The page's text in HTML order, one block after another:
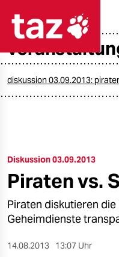
taz
öko
gesellschaft
kultur
sport
diskussion 03.09.2013:
Diskussion 03.09.2013
Piraten vs.
Piraten diskutieren die
Geheimdienste
14.08.2013 13:07 Uhr